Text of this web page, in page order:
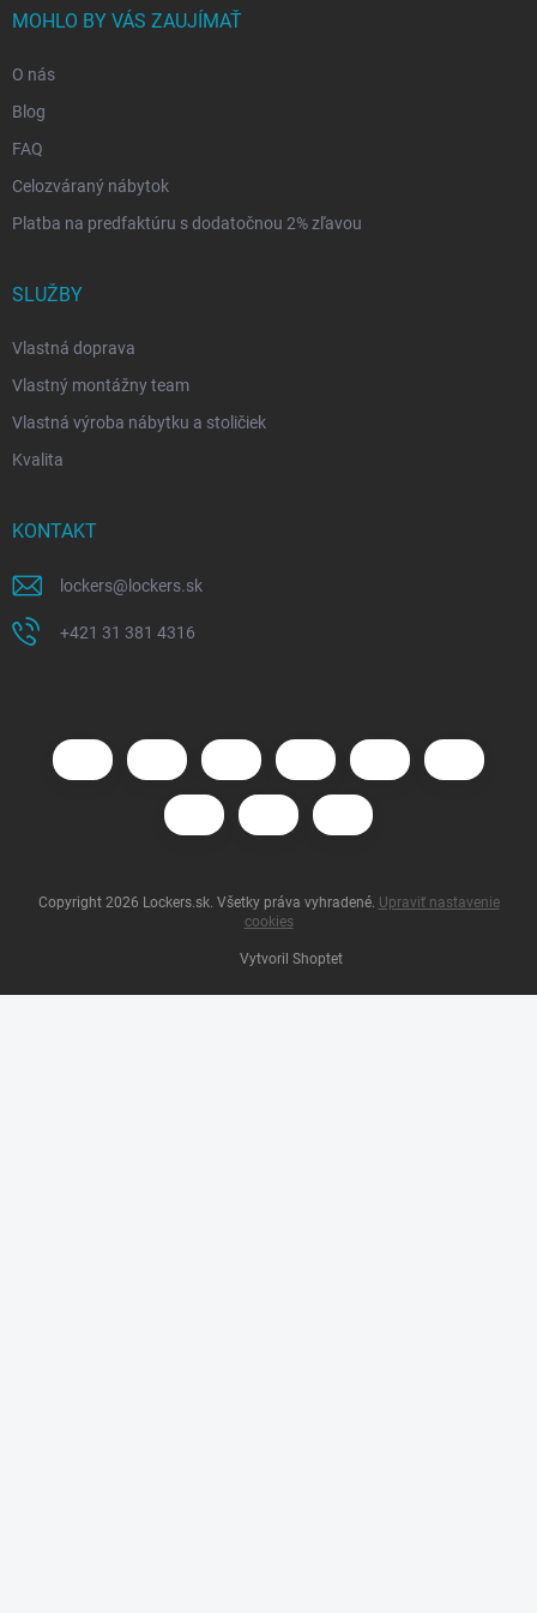
MOHLO BY VÁS ZAUJÍMAŤ
O nás
Blog
FAQ
Celozváraný nábytok
Platba na predfaktúru s dodatočnou 2% zľavou
SLUŽBY
Vlastná doprava
Vlastný montážny team
Vlastná výroba nábytku a stoličiek
Kvalita
KONTAKT
lockers@ lockers.sk
+421 31 381 4316
Vytvoril Shoptet
Copyright 2026 Lockers.sk. Všetky práva vyhradené. Upraviť nastavenie
cookies